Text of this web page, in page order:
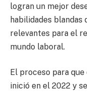
logran un mejor
habilidades blandas
relevantes para el
mundo laboral.
El proceso para
inició en el 2022 y